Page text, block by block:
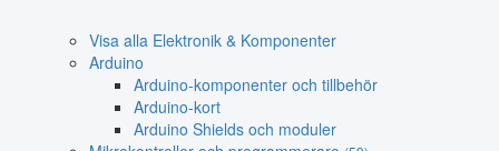
Visa alla Elektronik & Komponenter
Arduino
Arduino-komponenter och tillbehör
Arduino-kort
Arduino Shields och moduler